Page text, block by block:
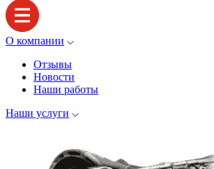
О компании
Отзывы
Новости
Наши работы
Наши услуги